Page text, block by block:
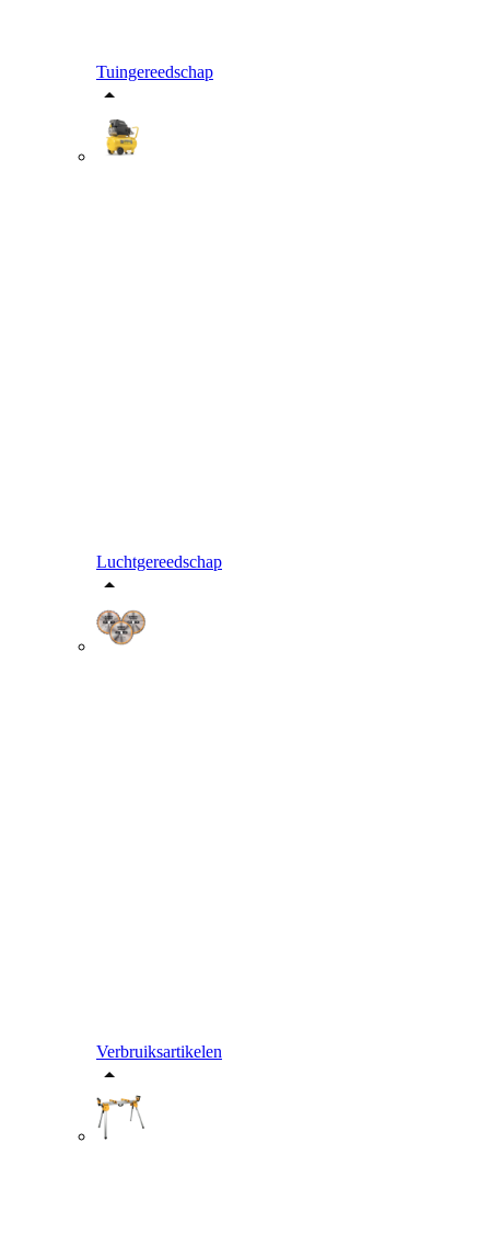
Tuingereedschap
Luchtgereedschap
Verbruiksartikelen